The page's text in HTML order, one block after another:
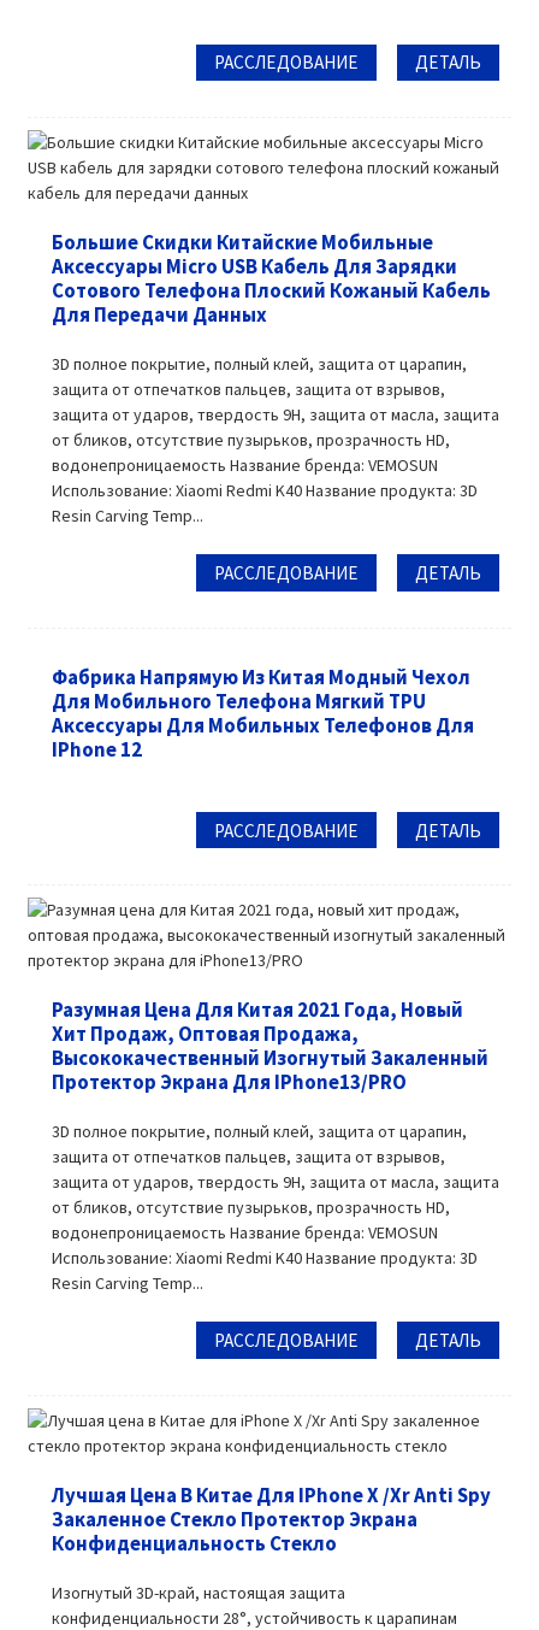
РАССЛЕДОВАНИЕ ДЕТАЛЬ
Большие Скидки Китайские Мобильные
Аксессуары Micro USB Кабель Для Зарядки
Сотового Телефона Плоский Кожаный Кабель
Для Передачи Данных
3D полное покрытие, полный клей, защита от царапин,
защита от отпечатков пальцев, защита от взрывов,
защита от ударов, твердость 9H, защита от масла, защита
от бликов, отсутствие пузырьков, прозрачность HD,
водонепроницаемость Название бренда: VEMOSUN
Использование: Xiaomi Redmi K40 Название продукта: 3D
Resin Carving Temp...
РАССЛЕДОВАНИЕ ДЕТАЛЬ
Фабрика Напрямую Из Китая Модный Чехол
Для Мобильного Телефона Мягкий TPU
Аксессуары Для Мобильных Телефонов Для
IPhone 12
РАССЛЕДОВАНИЕ ДЕТАЛЬ
Разумная Цена Для Китая 2021 Года, Новый
Хит Продаж, Оптовая Продажа,
Высококачественный Изогнутый Закаленный
Протектор Экрана Для IPhone13/PRO
3D полное покрытие, полный клей, защита от царапин,
защита от отпечатков пальцев, защита от взрывов,
защита от ударов, твердость 9H, защита от масла, защита
от бликов, отсутствие пузырьков, прозрачность HD,
водонепроницаемость Название бренда: VEMOSUN
Использование: Xiaomi Redmi K40 Название продукта: 3D
Resin Carving Temp...
РАССЛЕДОВАНИЕ ДЕТАЛЬ
Лучшая Цена В Китае Для IPhone X /Xr Anti Spy
Закаленное Стекло Протектор Экрана
Конфиденциальность Стекло
Изогнутый 3D-край, настоящая защита
конфиденциальности 28°, устойчивость к царапинам